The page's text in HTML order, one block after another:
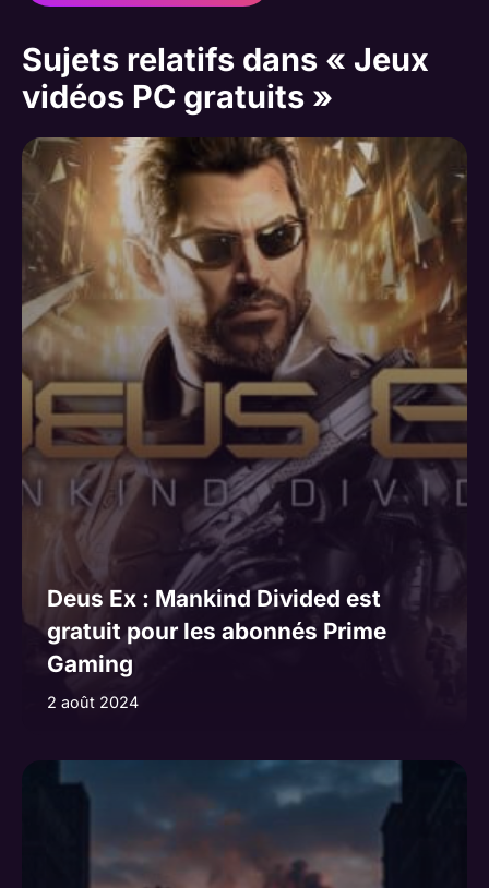
Sujets relatifs dans « Jeux
vidéos PC gratuits »
Deus Ex : Mankind Divided est
gratuit pour les abonnés Prime
Gaming
2 août 2024